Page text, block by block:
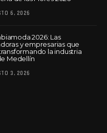
6, 2026
2026: Las
y empresarias que
la industria
Medellín
3, 2026